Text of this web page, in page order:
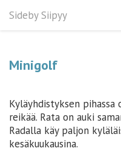
Sideby Siipyy
Minigolf
Kyläyhdistyksen
reikää. Rata on auki
Radalla käy paljon
kesäkuukausina.